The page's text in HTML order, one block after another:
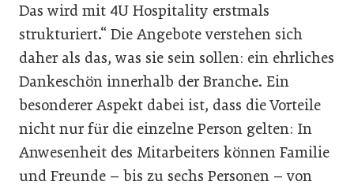
Das wird mit 4U Hospitality erstmals
strukturiert.“ Die Angebote verstehen sich
daher als das, was sie sein sollen: ein ehrliches
Dankeschön innerhalb der Branche. Ein
besonderer Aspekt dabei ist, dass die Vorteile
nicht nur für die einzelne Person gelten: In
Anwesenheit des Mitarbeiters können Familie
und Freunde – bis zu sechs Personen – von